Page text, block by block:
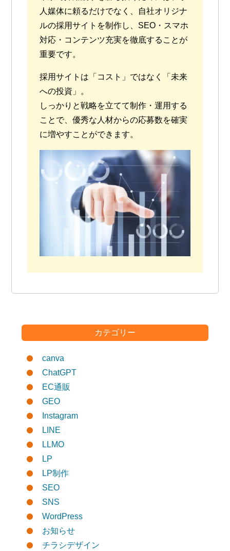
人媒体に頼るだけでなく、自社オリジナ
ルの採用サイトを制作し、SEO・スマホ
対応・コンテンツ充実を徹底することが
重要です。
採用サイトは「コスト」ではなく「未来
への投資」。
しっかりと戦略を立てて制作・運用する
ことで、優秀な人材からの応募数を確実
に増やすことができます。
カテゴリー
canva
ChatGPT
EC通販
GEO
Instagram
LINE
LLMO
LP
LP制作
SEO
SNS
WordPress
お知らせ
チラシデザイン